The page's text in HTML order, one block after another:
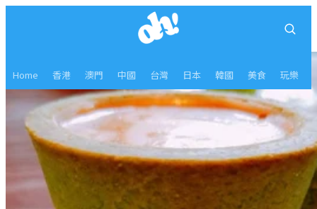
Home 香港 澳門 中國 台灣 日本 韓國 美食 玩樂